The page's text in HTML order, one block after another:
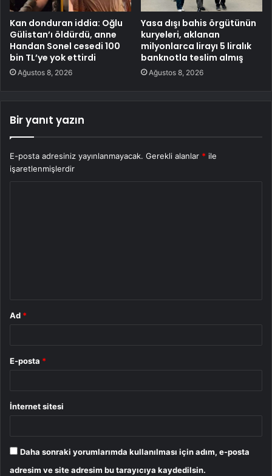
Kan donduran iddia: Oğlu
Gülistan’ı öldürdü, anne
Handan Sonel cesedi 100
bin TL’ye yok ettirdi
Ağustos 8, 2026
Yasa dışı bahis örgütünün
kuryeleri, aklanan
milyonlarca lirayı 5 liralık
banknotla teslim almış
Ağustos 8, 2026
Bir yanıt yazın
E-posta adresiniz yayınlanmayacak. Gerekli alanlar * ile
işaretlenmişlerdir
Ad *
E-posta *
İnternet sitesi
Daha sonraki yorumlarımda kullanılması için adım, e-posta
adresim ve site adresim bu tarayıcıya kaydedilsin.